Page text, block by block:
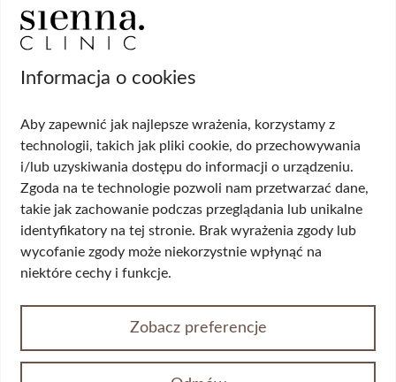
USG jąder
USG tarczycy
Cytologia płynna cienkowarstwowa (LBC
HPV DNA HR 14 genotypów
Biopsja cienkoigłowa tarczycy
USG układu moczowego
Wskazania
Wypadanie włosów
Przerost piersi (ginekomastia)
Korekta płci
Żylaki kończyn dolnych
Nietrzymanie moczu
Informacja o cookies
Aby zapewnić jak najlepsze wrażenia, korzystamy z
technologii, takich jak pliki cookie, do przechowywania
i/lub uzyskiwania dostępu do informacji o urządzeniu.
Zgoda na te technologie pozwoli nam przetwarzać dane,
takie jak zachowanie podczas przeglądania lub unikalne
identyfikatory na tej stronie. Brak wyrażenia zgody lub
wycofanie zgody może niekorzystnie wpłynąć na
niektóre cechy i funkcje.
Zobacz preferencje